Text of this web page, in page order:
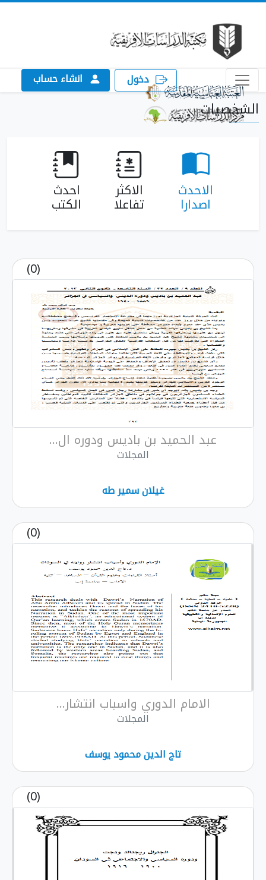
دخول انشاء حساب
الشخصيات
الاحدث
اصدارا
الاكثر
تفاعلا
احدث
الكتب
(0)
عبد الحميد بن باديس ودوره ال...
المجلات
غيلان سمير طه
(0)
الامام الدوري واسباب انتشار...
المجلات
تاج الدين محمود يوسف
(0)